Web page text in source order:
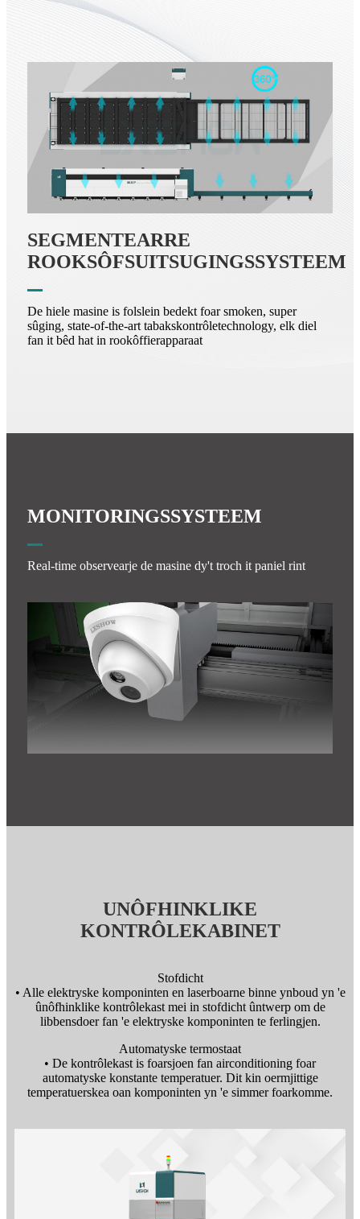
SEGMENTEARRE
ROOKSÔFSUITSUGINGSSYSTEEM
De hiele masine is folslein bedekt foar smoken, super
sûging, state-of-the-art tabakskontrôletechnology, elk diel
fan it bêd hat in rookôffierapparaat
MONITORINGSSYSTEEM
Real-time observearje de masine dy't troch it paniel rint
UNÔFHINKLIKE
KONTRÔLEKABINET
Stofdicht
• Alle elektryske komponinten en laserboarne binne ynboud yn 'e
ûnôfhinklike kontrôlekast mei in stofdicht ûntwerp om de
libbensdoer fan 'e elektryske komponinten te ferlingjen.
Automatyske termostaat
• De kontrôlekast is foarsjoen fan airconditioning foar
automatyske konstante temperatuer. Dit kin oermjittige
temperatuerskea oan komponinten yn 'e simmer foarkomme.